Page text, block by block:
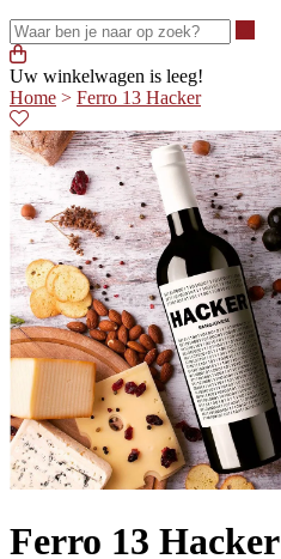
Uw winkelwagen is leeg!
Home > Ferro 13 Hacker
Ferro 13 Hacker